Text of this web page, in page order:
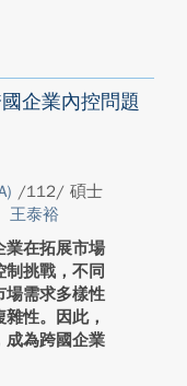
企業內控問題
/112/ 碩士
王泰裕
業在拓展市場
挑戰，不同
場需求多樣性
性。因此，
成為跨國企業